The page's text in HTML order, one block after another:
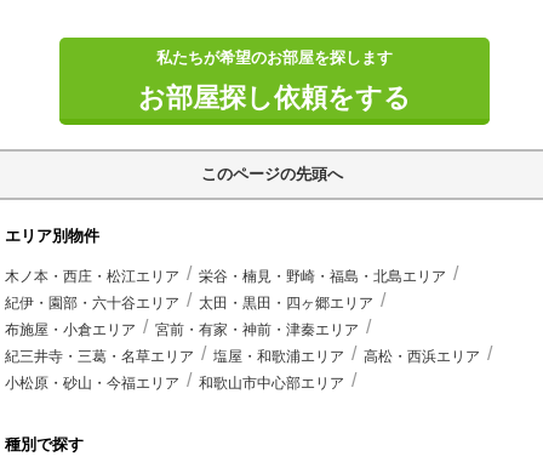
私たちが希望のお部屋を探します
お部屋探し依頼をする
このページの先頭へ
エリア別物件
木ノ本・西庄・松江エリア
栄谷・楠見・野崎・福島・北島エリア
紀伊・園部・六十谷エリア
太田・黒田・四ヶ郷エリア
布施屋・小倉エリア
宮前・有家・神前・津秦エリア
紀三井寺・三葛・名草エリア
塩屋・和歌浦エリア
高松・西浜エリア
小松原・砂山・今福エリア
和歌山市中心部エリア
種別で探す